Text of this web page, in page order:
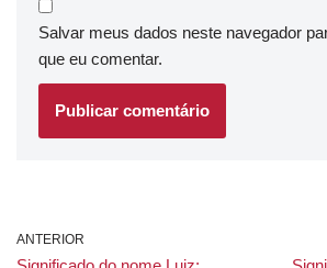
Salvar meus dados neste navegador
que eu comentar.
ANTERIOR